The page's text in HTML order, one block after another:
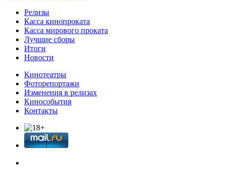
Релизы
Касса кинопроката
Касса мирового проката
Лучшие сборы
Итоги
Новости
Кинотеатры
Фоторепортажи
Изменения в релизах
Кинособытия
Контакты